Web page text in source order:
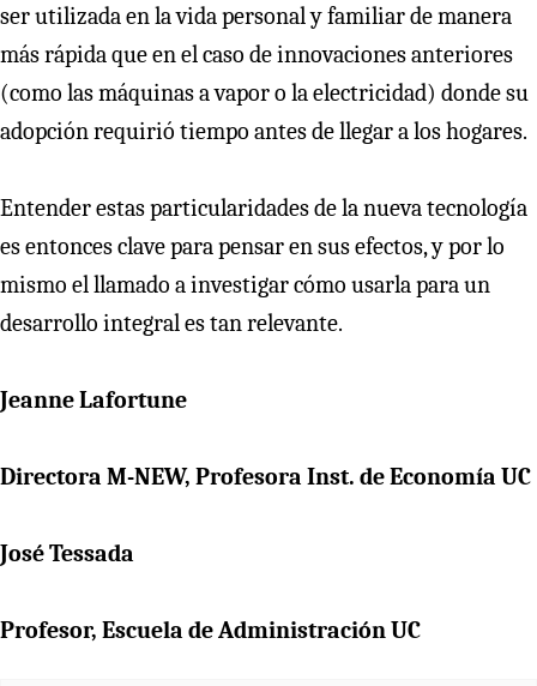
ser utilizada en la vida personal y familiar de manera
más rápida que en el caso de innovaciones anteriores
(como las máquinas a vapor o la electricidad) donde su
adopción requirió tiempo antes de llegar a los hogares.
Entender estas particularidades de la nueva tecnología
es entonces clave para pensar en sus efectos, y por lo
mismo el llamado a investigar cómo usarla para un
desarrollo integral es tan relevante.
Jeanne Lafortune
Directora M-NEW, Profesora Inst. de Economía UC
José Tessada
Profesor, Escuela de Administración UC